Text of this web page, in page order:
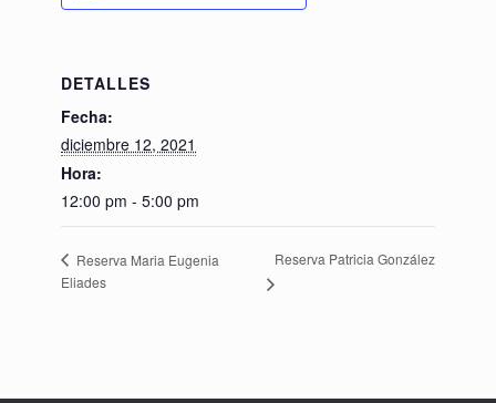
DETALLES
Fecha:
diciembre 12, 2021
Hora:
12:00 pm - 5:00 pm
Reserva Maria Eugenia
Eliades
Reserva Patricia González